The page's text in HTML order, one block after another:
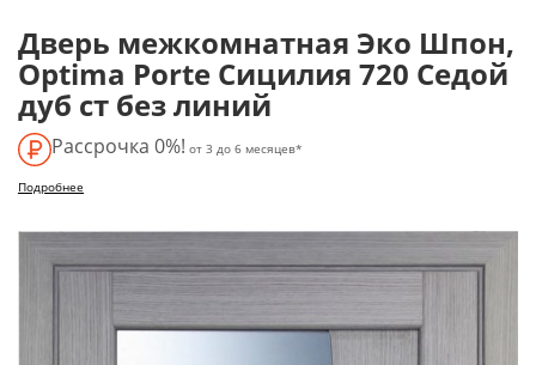
Дверь межкомнатная Эко Шпон,
Optima Porte Сицилия 720 Седой
дуб ст без линий
Рассрочка 0%! от 3 до 6 месяцев*
Подробнее